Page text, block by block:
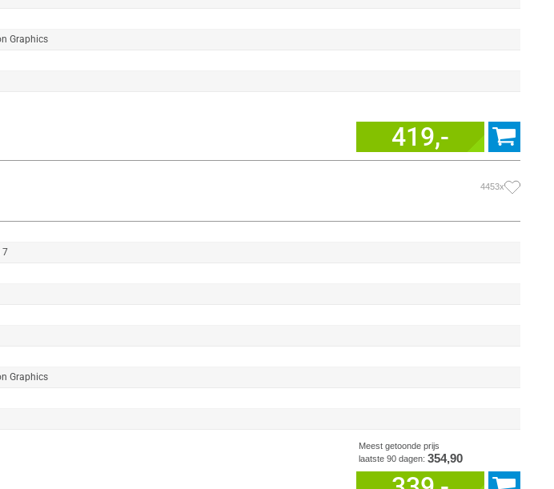
Graphics
419,-
4453x
7
Graphics
Meest getoonde prijs
laatste 90 dagen: 354,90